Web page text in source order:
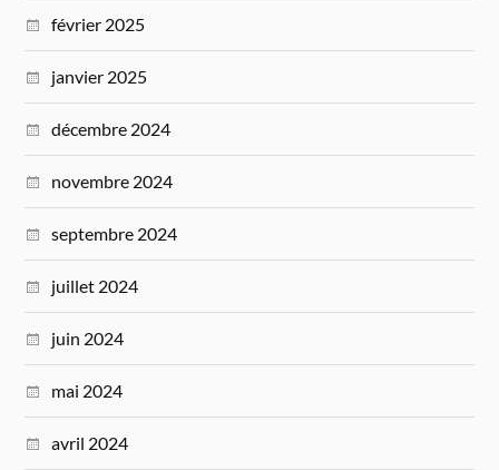
février 2025
janvier 2025
décembre 2024
novembre 2024
septembre 2024
juillet 2024
juin 2024
mai 2024
avril 2024